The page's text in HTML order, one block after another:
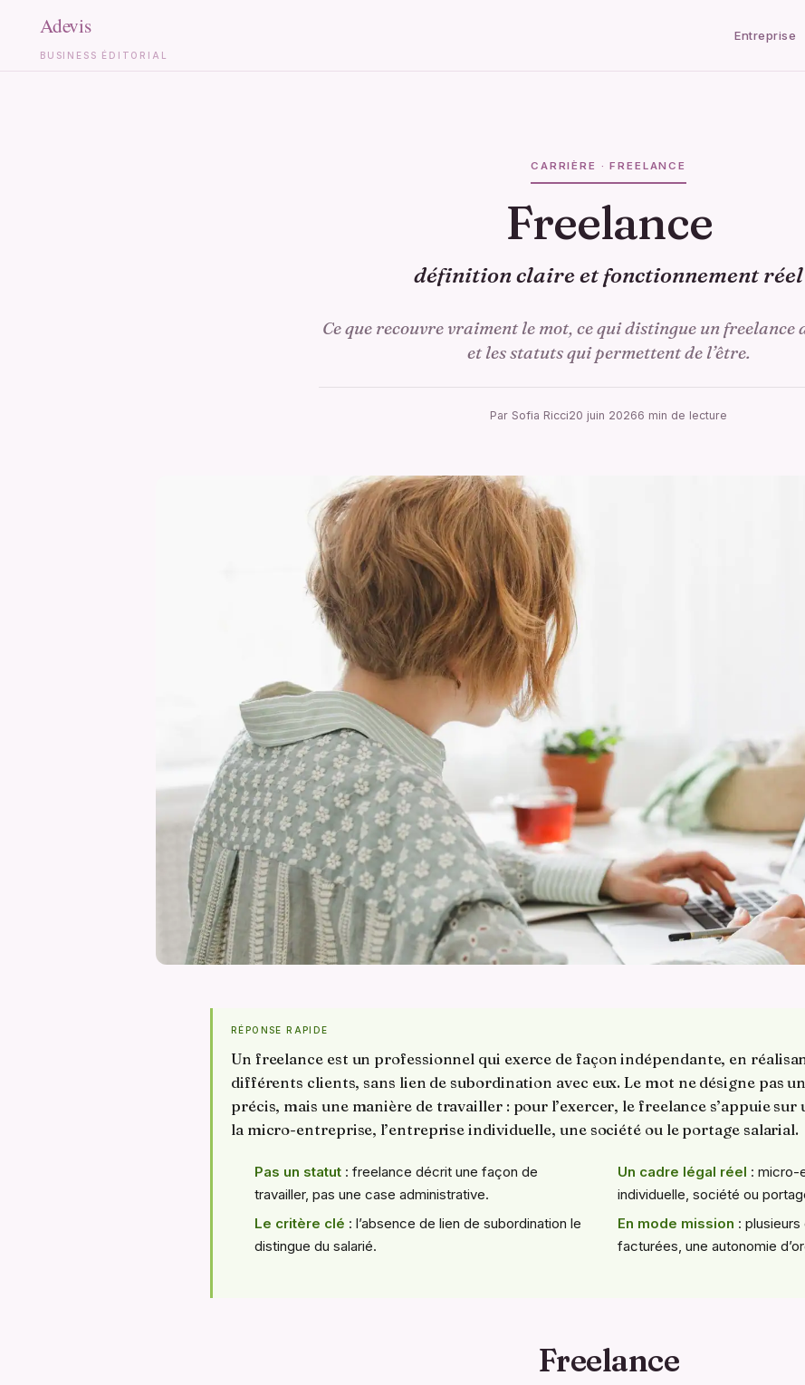
BUSINESS ÉDITORIAL
Entreprise
CARRIÈRE · FREELANCE
Freelance
définition claire et fonctionnement réel
Ce que recouvre vraiment le mot, ce qui distingue un freelance
et les statuts qui permettent de l’être.
Par Sofia Ricci20 juin 20266 min de lecture
RÉPONSE RAPIDE
Un freelance est un professionnel qui exerce de façon indépendante, en
différents clients, sans lien de subordination avec eux. Le mot ne désigne pas
précis, mais une manière de travailler : pour l’exercer, le freelance s’appuie
la micro-entreprise, l’entreprise individuelle, une société ou le portage salarial.
Pas un statut: freelance décrit une façon de
travailler, pas une case administrative.
Le critère clé : l’absence de lien de subordination le
distingue du salarié.
Un cadre légal réel : micro-
individuelle, société ou
En mode mission :
facturées, une autonomie
Freelance